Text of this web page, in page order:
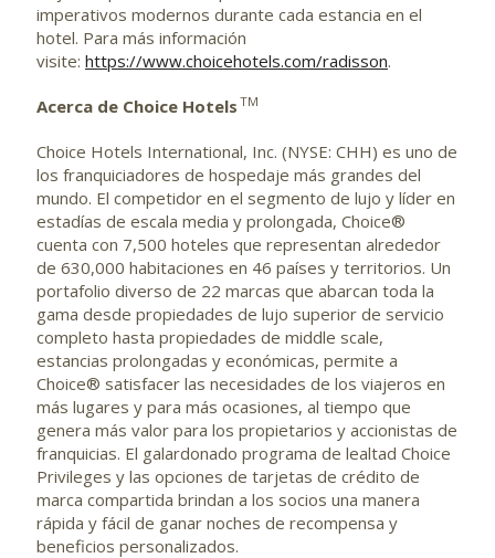
imperativos modernos durante cada estancia en el
hotel. Para más información
visite: https://www.choicehotels.com/radisson.
Acerca de Choice Hotels TM
Choice Hotels International, Inc. (NYSE: CHH) es uno de
los franquiciadores de hospedaje más grandes del
mundo. El competidor en el segmento de lujo y líder en
estadías de escala media y prolongada, Choice®
cuenta con 7,500 hoteles que representan alrededor
de 630,000 habitaciones en 46 países y territorios. Un
portafolio diverso de 22 marcas que abarcan toda la
gama desde propiedades de lujo superior de servicio
completo hasta propiedades de middle scale,
estancias prolongadas y económicas, permite a
Choice® satisfacer las necesidades de los viajeros en
más lugares y para más ocasiones, al tiempo que
genera más valor para los propietarios y accionistas de
franquicias. El galardonado programa de lealtad Choice
Privileges y las opciones de tarjetas de crédito de
marca compartida brindan a los socios una manera
rápida y fácil de ganar noches de recompensa y
beneficios personalizados.